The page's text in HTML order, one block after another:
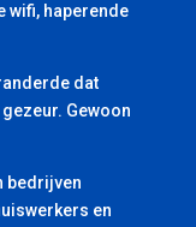
wifi, haperende
dat
Gewoon
bedrijven
en